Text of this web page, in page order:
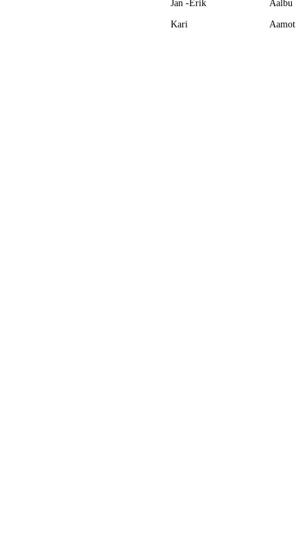
Jan -Erik Aalbu
Kari Aamot